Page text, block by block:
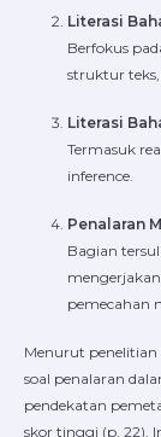
Literasi
Berfokus
struktur teks,
Literasi
Termasuk
inference.
Penalaran
Bagian
pemecahan
Menurut
soal penalaran
pendekatan
skor tinggi (p. 22).